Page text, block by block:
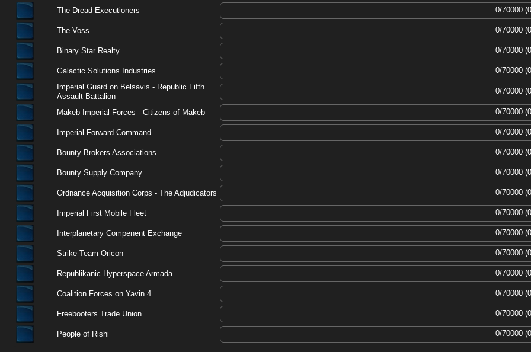
The Dread Executioners 0/70000
The Voss 0/70000
Binary Star Realty 0/70000
Galactic Solutions Industries
0/70000
Imperial Guard on Belsavis - Republic Fifth
Assault Battalion
0/70000
Makeb Imperial Forces - Citizens of Makeb 0/70000
Imperial Forward Command 0/70000
Bounty Brokers Associations 0/70000
Bounty Supply Company 0/70000
Ordnance Acquisition Corps - The Adjudicators 0/70000
Imperial First Mobile Fleet 0/70000
Interplanetary Compenent Exchange 0/70000
Strike Team Oricon 0/70000
Republikanic Hyperspace Armada 0/70000
Coalition Forces on Yavin 4 0/70000
Freebooters Trade Union 0/70000
People of Rishi 0/70000